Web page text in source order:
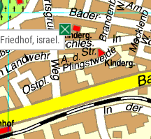
Friedhof, israel.